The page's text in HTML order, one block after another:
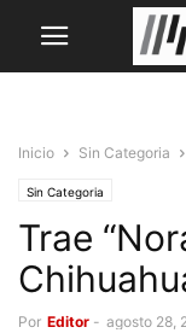
Inicio Sin Categoria
Sin Categoria
Trae
Por Editor - agosto 28,